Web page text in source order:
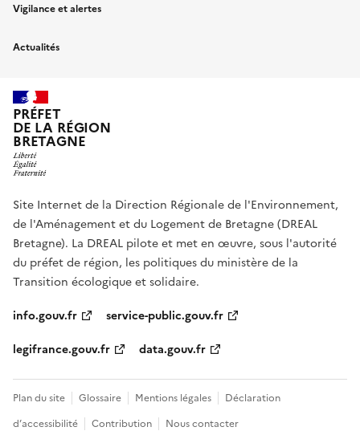
Vigilance et alertes
Actualités
PRÉFET
DE LA RÉGION
BRETAGNE
Site Internet de la Direction Régionale de l'Environnement,
de l'Aménagement et du Logement de Bretagne (DREAL
Bretagne). La DREAL pilote et met en œuvre, sous l'autorité
du préfet de région, les politiques du ministère de la
Transition écologique et solidaire.
info.gouv.fr
service-public.gouv.fr
legifrance.gouv.fr
data.gouv.fr
Plan du site Glossaire Mentions légales
Déclaration
d’accessibilité
Contribution Nous contacter